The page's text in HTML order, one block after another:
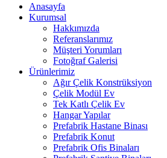
Anasayfa
Kurumsal
Hakkımızda
Referanslarımız
Müşteri Yorumları
Fotoğraf Galerisi
Ürünlerimiz
Ağır Çelik Konstrüksiyon
Çelik Modül Ev
Tek Katlı Çelik Ev
Hangar Yapılar
Prefabrik Hastane Binası
Prefabrik Konut
Prefabrik Ofis Binaları